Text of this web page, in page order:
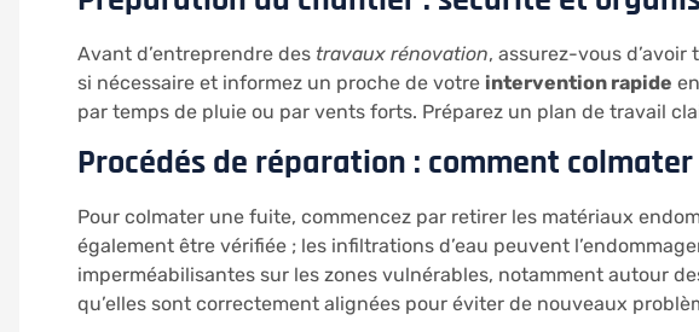
Avant d’entreprendre des travaux rénovation, assurez-vous
si nécessaire et informez un proche de votre intervention rapide
par temps de pluie ou par vents forts. Préparez un plan de travail
Procédés de réparation : comment
Pour colmater une fuite, commencez par retirer les matériaux
également être vérifiée ; les infiltrations d’eau peuvent
imperméabilisantes sur les zones vulnérables, notamment autour
qu’elles sont correctement alignées pour éviter de nouveaux